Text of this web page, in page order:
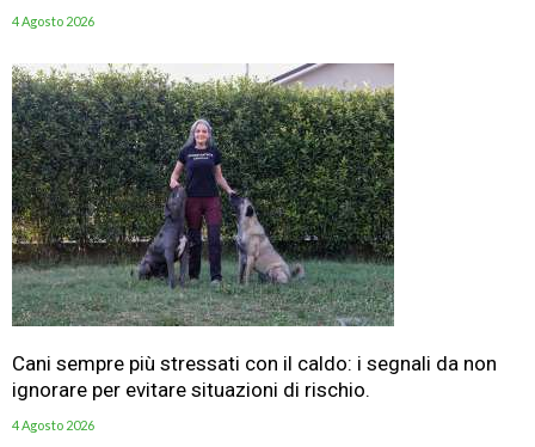
4 Agosto 2026
Cani sempre più stressati con il caldo: i segnali da non
ignorare per evitare situazioni di rischio.
4 Agosto 2026